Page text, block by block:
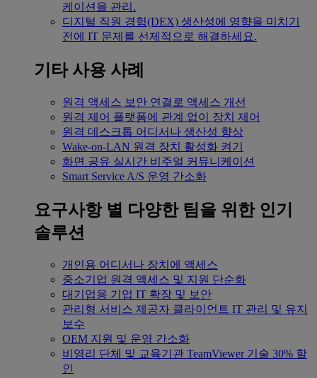
케이션을 관리.
디지털 직원 경험(DEX) 생산성에 영향을 미치기
전에 IT 문제를 선제적으로 해결하세요.
기타 사용 사례
원격 액세스 보안 연결로 액세스 개선
원격 제어 플랫폼에 관계 없이 장치 제어
원격 데스크톱 어디서나 생산성 향상
Wake-on-LAN 원격 장치 활성화 켜기
화면 공유 실시간 비주얼 커뮤니케이션
Smart Service A/S 운영 간소화
요구사항 별 다양한 팀을 위한 인기
솔루션
개인용 어디서나 장치에 액세스
중소기업 원격 액세스 및 지원 단순화
대기업용 기업 IT 확장 및 보안
관리형 서비스 제공자 클라이언트 IT 관리 및 유지
보수
OEM 지원 및 운영 간소화
비영리 단체 및 교육기관 TeamViewer 기술 30% 할
인